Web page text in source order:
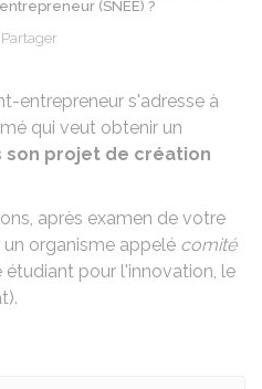
(SNEE) ?
Partager
entrepreneur s'adresse à
qui veut obtenir un
son projet de création
après examen de votre
organisme appelé comité
étudiant pour l'innovation, le